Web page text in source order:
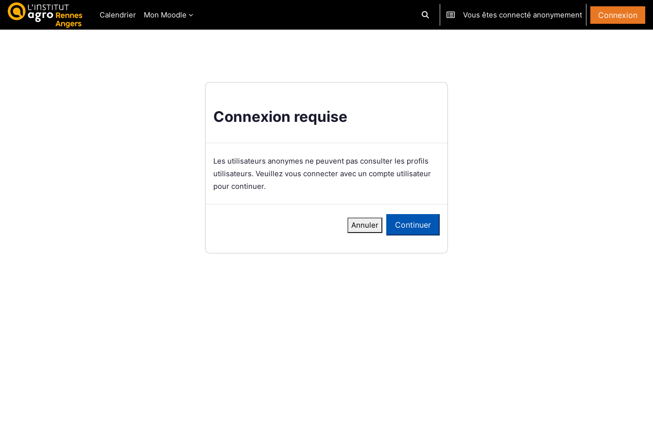
Passer au contenu principal
Calendrier
Mon Moodle Activer/désactiver la saisie de recherche
Vous êtes connecté anonymement Connexion
Connexion requise
Les utilisateurs anonymes ne peuvent pas consulter les profils
utilisateurs. Veuillez vous connecter avec un compte utilisateur
pour continuer.
Annuler Continuer